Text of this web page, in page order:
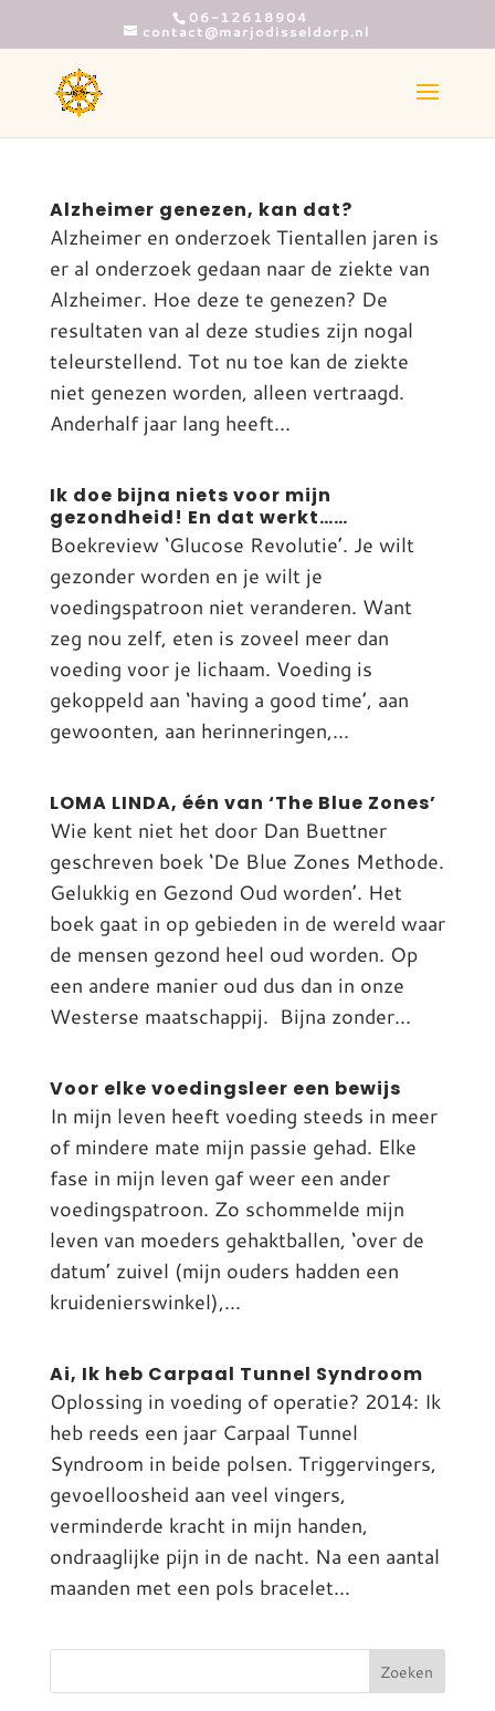
06-12618904
contact@marjodisseldorp.nl
Alzheimer genezen, kan dat?
Alzheimer en onderzoek Tientallen jaren is
er al onderzoek gedaan naar de ziekte van
Alzheimer. Hoe deze te genezen? De
resultaten van al deze studies zijn nogal
teleurstellend. Tot nu toe kan de ziekte
niet genezen worden, alleen vertraagd.
Anderhalf jaar lang heeft...
Ik doe bijna niets voor mijn
gezondheid! En dat werkt……
Boekreview ‘Glucose Revolutie’. Je wilt
gezonder worden en je wilt je
voedingspatroon niet veranderen. Want
zeg nou zelf, eten is zoveel meer dan
voeding voor je lichaam. Voeding is
gekoppeld aan ‘having a good time’, aan
gewoonten, aan herinneringen,...
LOMA LINDA, één van ‘The Blue Zones’
Wie kent niet het door Dan Buettner
geschreven boek ‘De Blue Zones Methode.
Gelukkig en Gezond Oud worden’. Het
boek gaat in op gebieden in de wereld waar
de mensen gezond heel oud worden. Op
een andere manier oud dus dan in onze
Westerse maatschappij. Bijna zonder...
Voor elke voedingsleer een bewijs
In mijn leven heeft voeding steeds in meer
of mindere mate mijn passie gehad. Elke
fase in mijn leven gaf weer een ander
voedingspatroon. Zo schommelde mijn
leven van moeders gehaktballen, ‘over de
datum’ zuivel (mijn ouders hadden een
kruidenierswinkel),...
Ai, Ik heb Carpaal Tunnel Syndroom
Oplossing in voeding of operatie? 2014: Ik
heb reeds een jaar Carpaal Tunnel
Syndroom in beide polsen. Triggervingers,
gevoelloosheid aan veel vingers,
verminderde kracht in mijn handen,
ondraaglijke pijn in de nacht. Na een aantal
maanden met een pols bracelet...
Zoeken